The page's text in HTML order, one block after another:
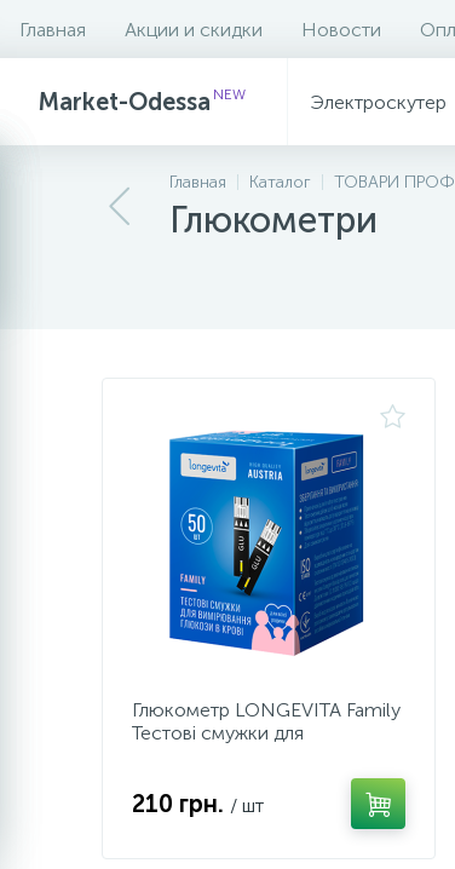
Главная Акции и скидки Новости
Market-Odessa NEW Электроскутер
Главная Каталог ТОВАРИ
Глюкометри
Фильтр
Глюкометр LONGEVITA Family
Тестові смужки для
210 грн. / шт